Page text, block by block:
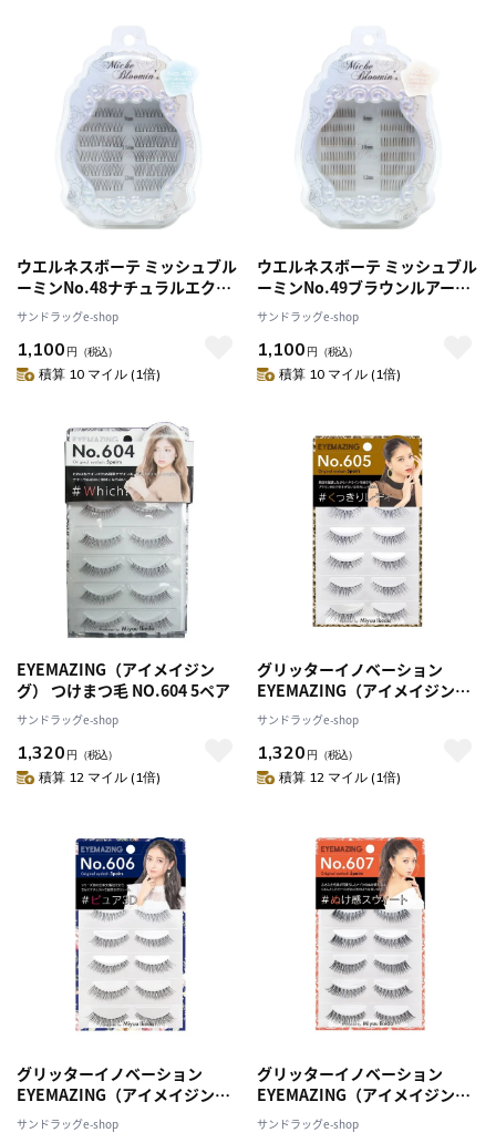
ウエルネスボーテ ミッシュブル
ーミンNo.48ナチュラルエクス
テ 48束
サンドラッグe-shop
1,100 円 （税込）
積算 10 マイル (1倍)
ウエルネスボーテ ミッシュブル
ーミンNo.49ブラウンルアーエ
クステ 144束
サンドラッグe-shop
1,100 円 （税込）
積算 10 マイル (1倍)
EYEMAZING（アイメイジン
グ） つけまつ毛 NO.604 5ペア
サンドラッグe-shop
1,320 円 （税込）
積算 12 マイル (1倍)
グリッターイノベーション
EYEMAZING（アイメイジン
グ） つけまつ毛 NO.605 5ペア
サンドラッグe-shop
1,320 円 （税込）
積算 12 マイル (1倍)
グリッターイノベーション
EYEMAZING（アイメイジン
グ） つけまつ毛 NO.606 5ペア
サンドラッグe-shop
グリッターイノベーション
EYEMAZING（アイメイジン
グ） つけまつ毛 NO.607 5ペア
サンドラッグe-shop